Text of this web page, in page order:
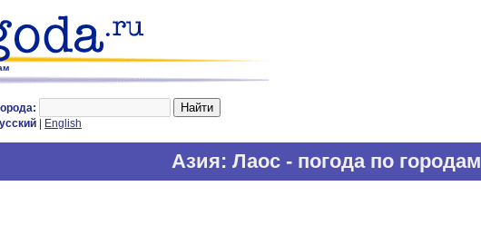
English
Азия: Лаос - погода по городам